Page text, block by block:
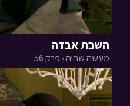
השבת אבדה
מעשה שהיה › פרק 56